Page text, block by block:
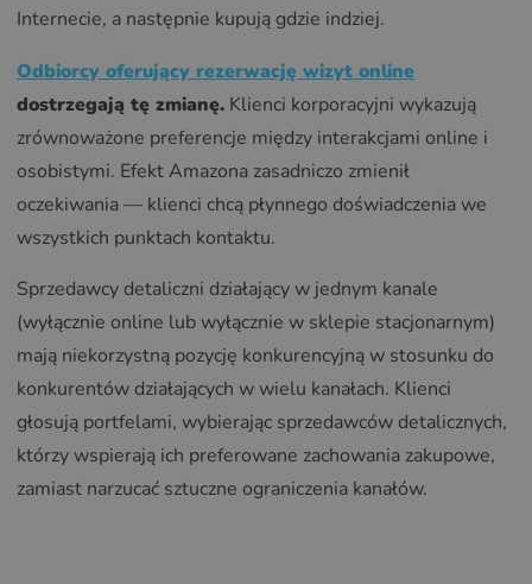
Internecie, a następnie kupują gdzie indziej.
Odbiorcy oferujący rezerwację wizyt online
dostrzegają tę zmianę. Klienci korporacyjni wykazują
zrównoważone preferencje między interakcjami online i
osobistymi. Efekt Amazona zasadniczo zmienił
oczekiwania — klienci chcą płynnego doświadczenia we
wszystkich punktach kontaktu.
Sprzedawcy detaliczni działający w jednym kanale
(wyłącznie online lub wyłącznie w sklepie stacjonarnym)
mają niekorzystną pozycję konkurencyjną w stosunku do
konkurentów działających w wielu kanałach. Klienci
głosują portfelami, wybierając sprzedawców detalicznych,
którzy wspierają ich preferowane zachowania zakupowe,
zamiast narzucać sztuczne ograniczenia kanałów.